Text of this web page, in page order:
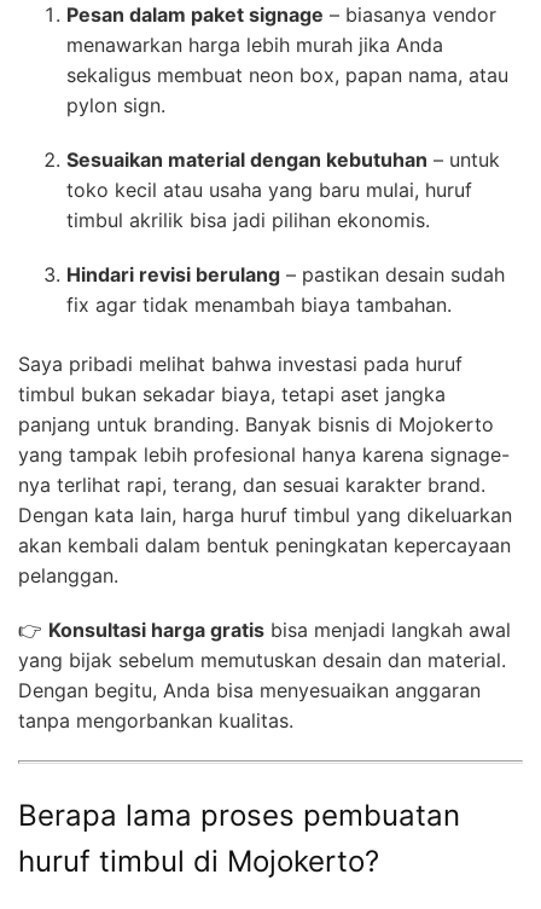
Pesan dalam paket signage – biasanya vendor
menawarkan harga lebih murah jika Anda
sekaligus membuat neon box, papan nama, atau
pylon sign.
Sesuaikan material dengan kebutuhan – untuk
toko kecil atau usaha yang baru mulai, huruf
timbul akrilik bisa jadi pilihan ekonomis.
Hindari revisi berulang – pastikan desain sudah
fix agar tidak menambah biaya tambahan.
Saya pribadi melihat bahwa investasi pada huruf
timbul bukan sekadar biaya, tetapi aset jangka
panjang untuk branding. Banyak bisnis di Mojokerto
yang tampak lebih profesional hanya karena signage-
nya terlihat rapi, terang, dan sesuai karakter brand.
Dengan kata lain, harga huruf timbul yang dikeluarkan
akan kembali dalam bentuk peningkatan kepercayaan
pelanggan.
👉 Konsultasi harga gratis bisa menjadi langkah awal
yang bijak sebelum memutuskan desain dan material.
Dengan begitu, Anda bisa menyesuaikan anggaran
tanpa mengorbankan kualitas.
Berapa lama proses pembuatan
huruf timbul di Mojokerto?